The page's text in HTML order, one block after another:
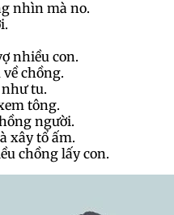
nhìn mà no.
nhiều con.
chồng.
tu.
tông.
người.
xây tổ ấm.
chồng lấy con.